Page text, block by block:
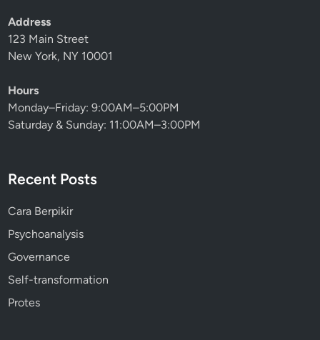
Address
123 Main Street
New York, NY 10001
Hours
Monday–Friday: 9:00AM–5:00PM
Saturday & Sunday: 11:00AM–3:00PM
Recent Posts
Cara Berpikir
Psychoanalysis
Governance
Self-transformation
Protes